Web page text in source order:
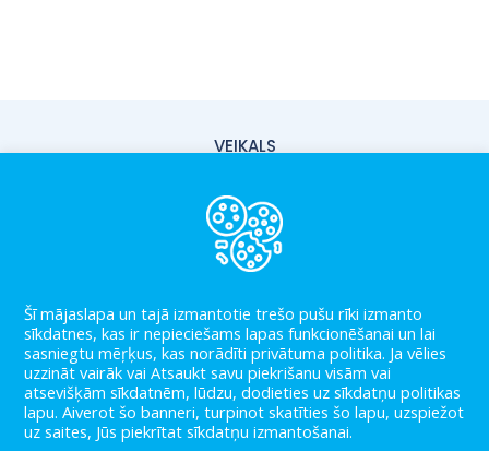
VEIKALS
PAR MUMS
KONTAKTI
LIETOŠANAS NOTEIKUMI
PRIVĀTUMA POLITIKA
BLOGS
Šī mājaslapa un tajā izmantotie trešo pušu rīki izmanto
sīkdatnes, kas ir nepieciešams lapas funkcionēšanai un lai
sasniegtu mēŗķus, kas norādīti privātuma politika. Ja vēlies
uzzināt vairāk vai Atsaukt savu piekrišanu visām vai
atsevišķām sīkdatnēm, lūdzu, dodieties uz sīkdatņu politikas
lapu. Aiverot šo banneri, turpinot skatīties šo lapu, uzspiežot
uz saites, Jūs piekrītat sīkdatņu izmantošanai.